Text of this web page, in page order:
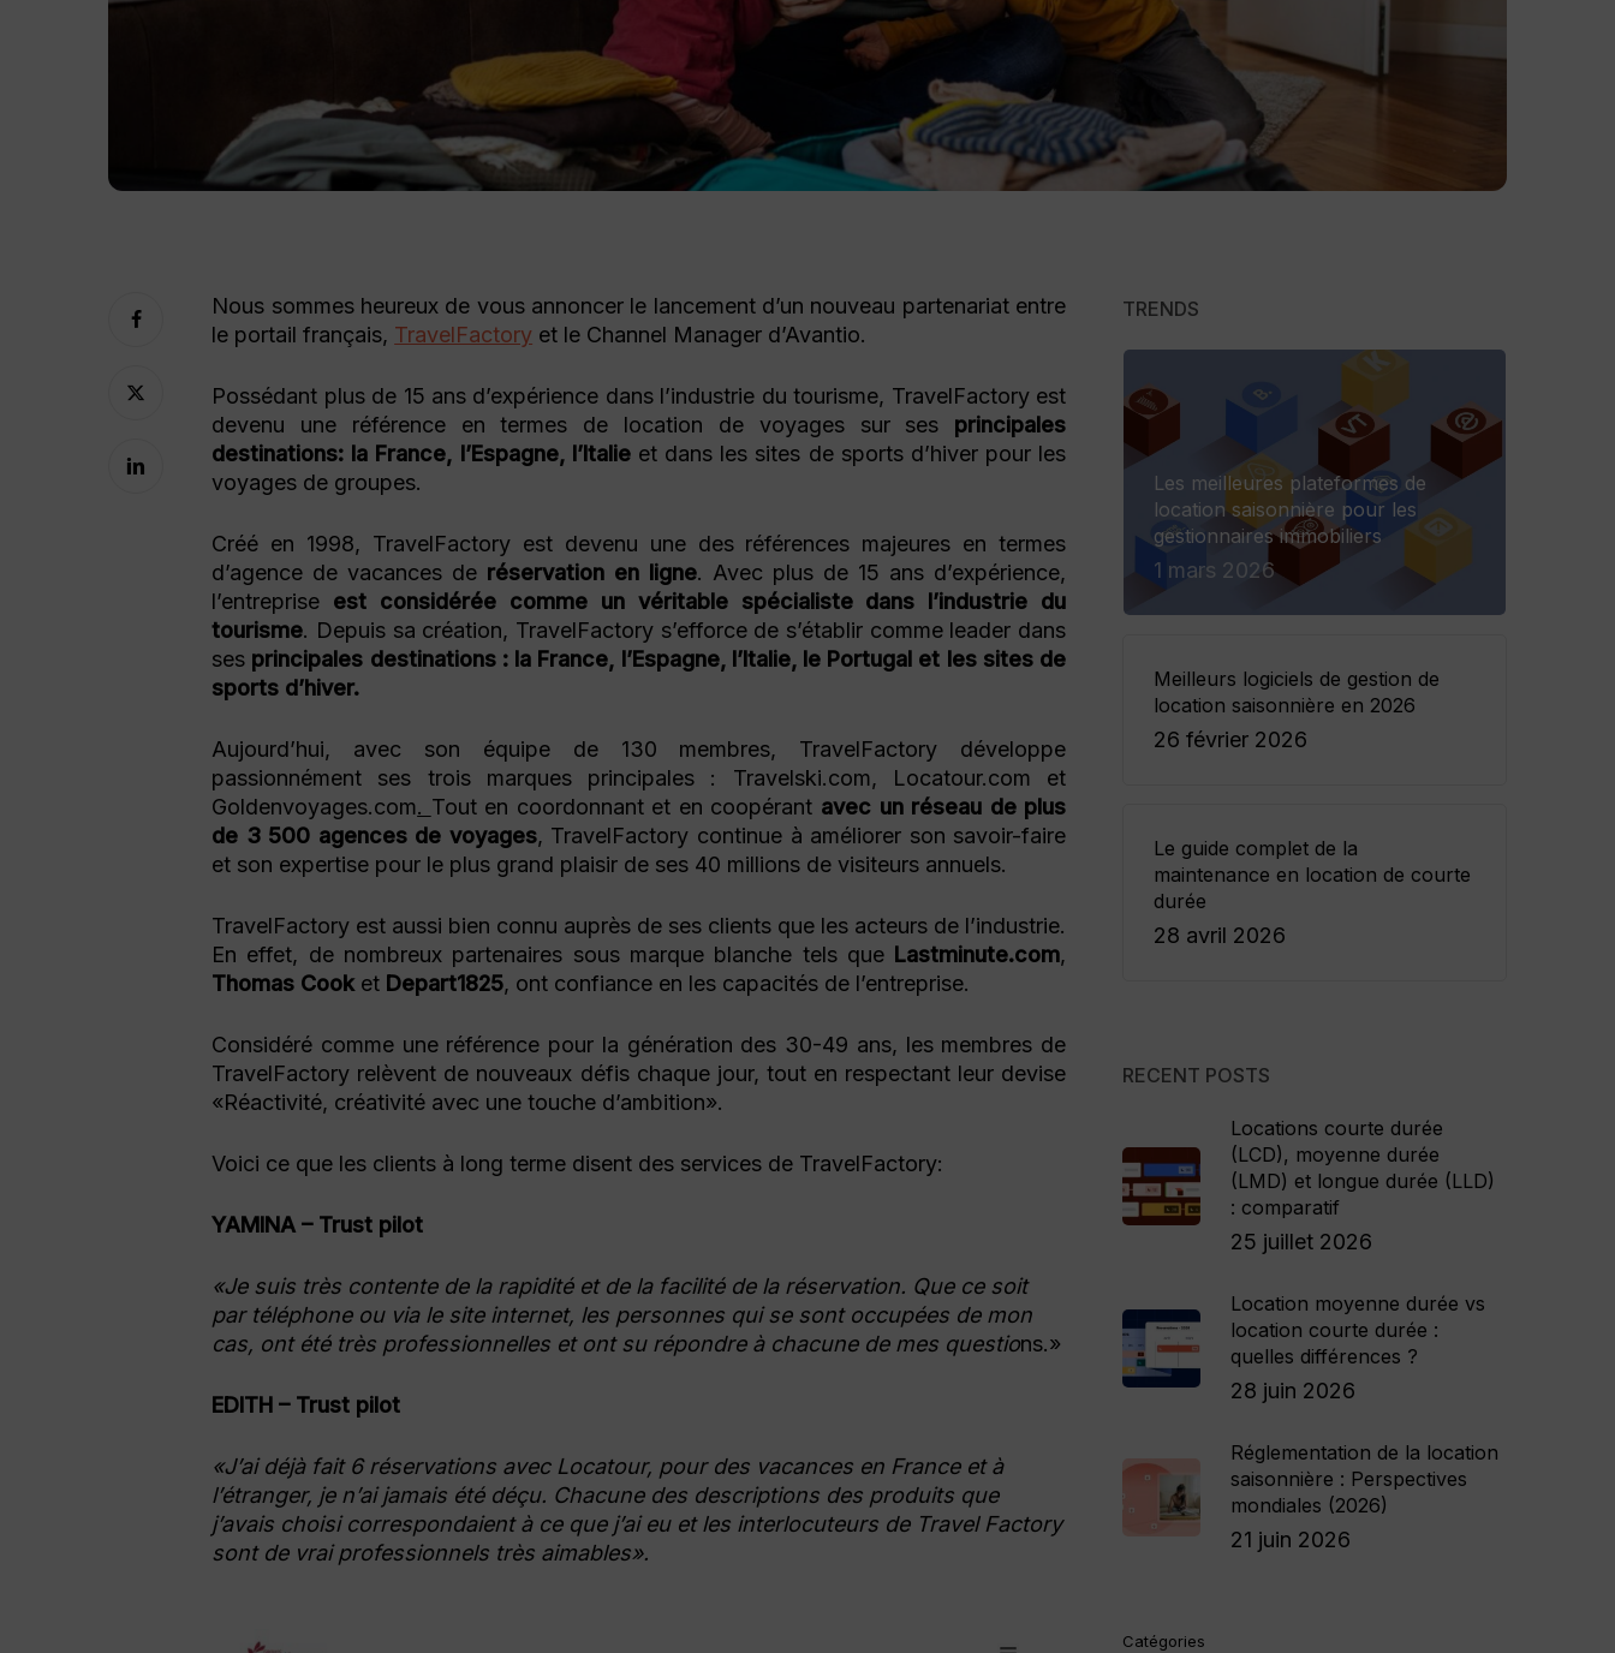
Nous sommes heureux de vous annoncer le lancement d’un nouveau partenariat entre
le portail français, TravelFactory et le Channel Manager d’Avantio.
Possédant plus de 15 ans d’expérience dans l’industrie du tourisme, TravelFactory est
devenu une référence en termes de location de voyages sur ses principales
destinations: la France, l’Espagne, l’Italieet dans les sites de sports d’hiver pour les
voyages de groupes.
Créé en 1998, TravelFactory est devenu une des références majeures en termes
d’agence de vacances de réservation en ligne. Avec plus de 15 ans d’expérience,
l’entreprise est considérée comme un véritable spécialiste dans l’industrie du
tourisme. Depuis sa création, TravelFactory s’efforce de s’établir comme leader dans
ses principales destinations : la France, l’Espagne, l’Italie, le Portugal et les sites de
sports d’hiver.
Aujourd’hui, avec son équipe de 130 membres, TravelFactory développe
passionnément ses trois marques principales : Travelski.com, Locatour.com et
Goldenvoyages.com. Tout en coordonnant et en coopérant avec un réseau de plus
de 3 500 agences de voyages, TravelFactory continue à améliorer son savoir-faire
et son expertise pour le plus grand plaisir de ses 40 millions de visiteurs annuels.
TravelFactory est aussi bien connu auprès de ses clients que les acteurs de l’industrie.
En effet, de nombreux partenaires sous marque blanche tels que Lastminute.com,
Thomas Cooket Depart1825, ont confiance en les capacités de l’entreprise.
Considéré comme une référence pour la génération des 30-49 ans, les membres de
TravelFactory relèvent de nouveaux défis chaque jour, tout en respectant leur devise
«Réactivité, créativité avec une touche d’ambition».
Voici ce que les clients à long terme disent des services de TravelFactory:
YAMINA – Trust pilot
«Je suis très contente de la rapidité et de la facilité de la réservation. Que ce soit
par téléphone ou via le site internet, les personnes qui se sont occupées de mon
cas, ont été très professionnelles et ont su répondre à chacune de mes questions.»
EDITH – Trust pilot
«J’ai déjà fait 6 réservations avec Locatour, pour des vacances en France et à
l’étranger, je n’ai jamais été déçu. Chacune des descriptions des produits que
j’avais choisi correspondaient à ce que j’ai eu et les interlocuteurs de Travel Factory
sont de vrai professionnels très aimables».
TRENDS
Les meilleures plateformes de
location saisonnière pour les
gestionnaires immobiliers
1 mars 2026
Meilleurs logiciels de gestion de
location saisonnière en 2026
26 février 2026
Le guide complet de la
maintenance en location de courte
durée
28 avril 2026
RECENT POSTS
Locations courte durée
(LCD), moyenne durée
(LMD) et longue durée (LLD)
: comparatif
25 juillet 2026
Location moyenne durée vs
location courte durée :
quelles différences ?
28 juin 2026
Réglementation de la location
saisonnière : Perspectives
mondiales (2026)
21 juin 2026
Catégories